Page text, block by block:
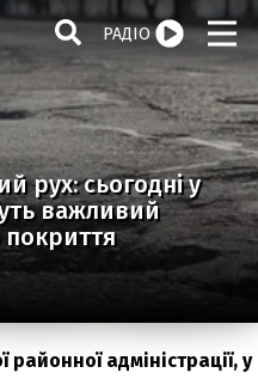
РАДІО
рух: сьогодні у
важливий
адміністрації, у